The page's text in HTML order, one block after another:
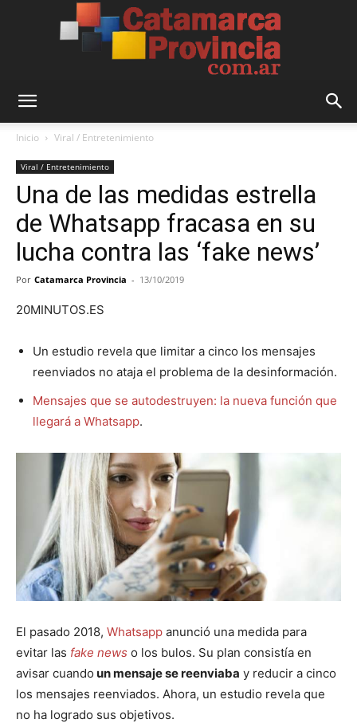
Provincia
Inicio Viral / Entretenimiento
Viral / Entretenimiento
Una de las medidas estrella
de Whatsapp fracasa en su
lucha contra las ‘fake news’
Por Catamarca Provincia - 13/10/2019
20MINUTOS.ES
Un estudio revela que limitar a cinco los mensajes
reenviados no ataja el problema de la desinformación.
Mensajes que se autodestruyen: la nueva función que
llegará a Whatsapp.
El pasado 2018, Whatsapp anunció una medida para
evitar las fake news o los bulos. Su plan consistía en
avisar cuando un mensaje se reenviaba y reducir a cinco
los mensajes reenviados. Ahora, un estudio revela que
no ha logrado sus objetivos.